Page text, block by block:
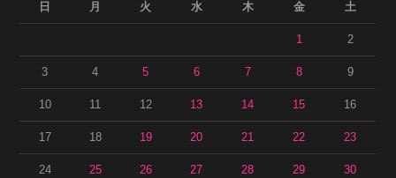
日
月 火 水 木 金 土
1 2
3 4 5 6 7 8 9
10 11 12 13 14 15 16
17 18 19 20 21 22 23
24 25 26 27 28 29 30